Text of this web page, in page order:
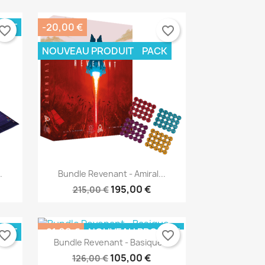
×
×
×
Bundle Revenant - Amiral...
215,00 € 195,00 €
-20,00 €
NOUVEAU PRODUIT
PACK
Aperçu rapide
favorite_border
Bundle Revenant - Basique...
126,00 € 105,00 €
-21,00 €
NOUVEAU PRODUIT
favorite_border